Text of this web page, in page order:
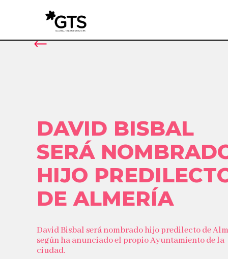
DAVID BISBAL
SERÁ
HIJO
DE ALMERÍA
David Bisbal será nombrado hijo predilecto de
según ha anunciado el propio Ayuntamiento de la
ciudad.